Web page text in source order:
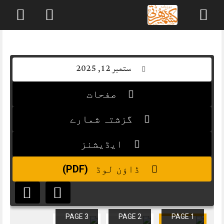
Skip
ستمبر 12, 2025
صفحات
گزشتہ شمارے
ایڈیشنز
ڈاؤن لوڈ (PDF)
PAGE 1
PAGE 2
PAGE 3